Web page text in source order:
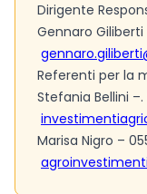
Dirigente
Gennaro
Referenti per la
Stefania Bellini
Marisa Nigro –